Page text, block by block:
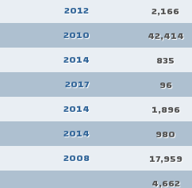
2,166
2012
42,414
2010
835
2014
96
2017
1,896
2014
980
2014
17,959
2008
4,662